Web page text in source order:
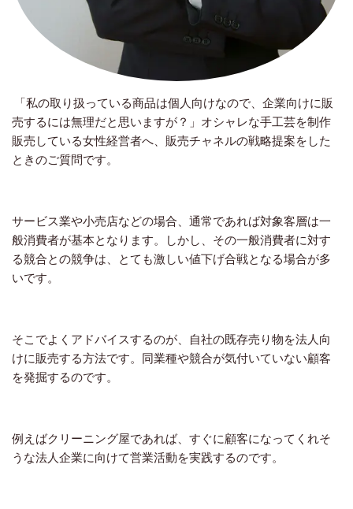
「私の取り扱っている商品は個人向けなので、企業向けに販
売するには無理だと思いますが？」オシャレな手工芸を制作
販売している女性経営者へ、販売チャネルの戦略提案をした
ときのご質問です。
サービス業や小売店などの場合、通常であれば対象客層は一
般消費者が基本となります。しかし、その一般消費者に対す
る競合との競争は、とても激しい値下げ合戦となる場合が多
いです。
そこでよくアドバイスするのが、自社の既存売り物を法人向
けに販売する方法です。同業種や競合が気付いていない顧客
を発掘するのです。
例えばクリーニング屋であれば、すぐに顧客になってくれそ
うな法人企業に向けて営業活動を実践するのです。